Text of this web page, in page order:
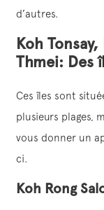
d’autres.
Koh
Thmei: Des
Ces îles sont
plusieurs plages,
vous donner un
ci.
Koh Rong